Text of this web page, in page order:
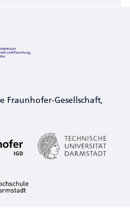
Fraunhofer-Gesellschaft,